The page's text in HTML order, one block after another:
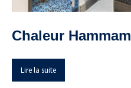
Chaleur Hammam
Lire la suite